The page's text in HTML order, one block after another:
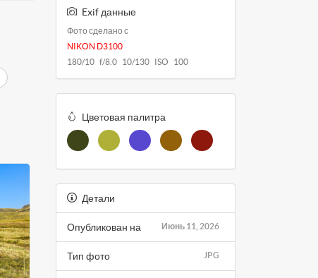
Exif данные
Фото сделано с
NIKON D3100
180/10 f/8.0 10/130 ISO 100
Цветовая палитра
Детали
Июнь 11, 2026
Опубликован на
JPG
Тип фото